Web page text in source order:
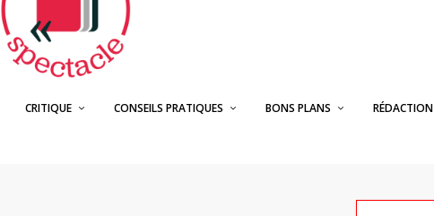
CRITIQUE CONSEILS PRATIQUES BONS PLANS RÉDACTION